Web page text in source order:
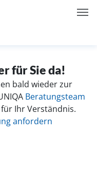
für Sie da!
bald wieder zur
Beratungsteam
Ihr Verständnis.
anfordern